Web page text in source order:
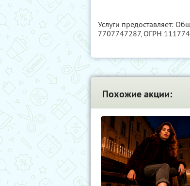
Услуги предоставляет:
7707747287, ОГРН
Похожие акции: